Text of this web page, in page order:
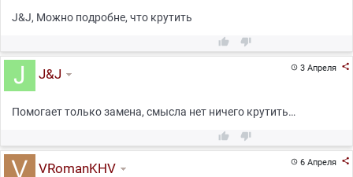
J&J, Можно подробне, что крутить
 
3 Апреля 
J&J
Помогает только замена, смысла нет ничего крутить…
 
6 Апреля 
VRomanKHV